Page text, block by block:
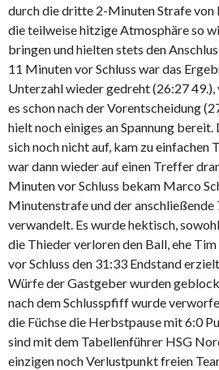
durch die dritte 2-Minuten Strafe
die teilweise hitzige Atmosphäre so
bringen und hielten stets den
11 Minuten vor Schluss war das
Unterzahl wieder gedreht (26:27
es schon nach der Vorentscheidung
hielt noch einiges an Spannung
sich noch nicht auf, kam zu einfachen
war dann wieder auf einen Treffer
Minuten vor Schluss bekam Marco
Minutenstrafe und der anschließende
verwandelt. Es wurde hektisch,
die Thieder verloren den Ball, ehe
vor Schluss den 31:33 Endstand
Würfe der Gastgeber wurden
nach dem Schlusspfiff wurde
die Füchse die Herbstpause mit 6:0
sind mit dem Tabellenführer HSG
einzigen noch Verlustpunkt freien